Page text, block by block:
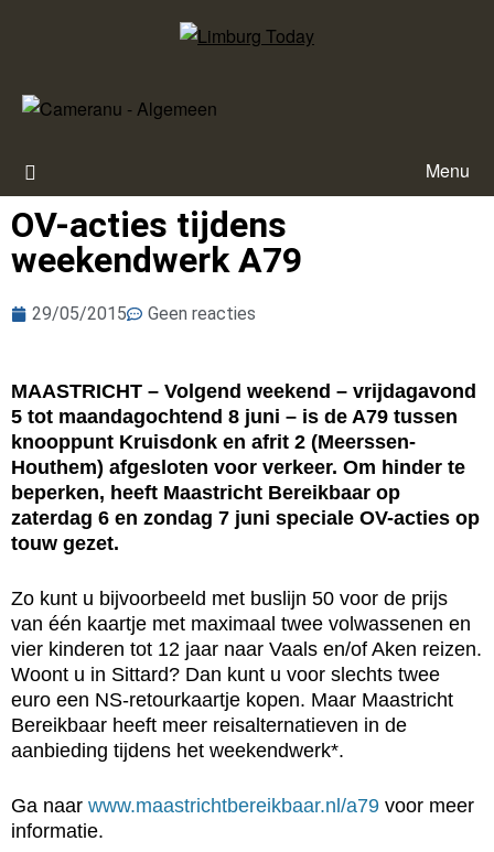
Menu
OV-acties tijdens
weekendwerk A79
29/05/2015 Geen reacties
MAASTRICHT – Volgend weekend – vrijdagavond
5 tot maandagochtend 8 juni – is de A79 tussen
knooppunt Kruisdonk en afrit 2 (Meerssen-
Houthem) afgesloten voor verkeer. Om hinder te
beperken, heeft Maastricht Bereikbaar op
zaterdag 6 en zondag 7 juni speciale OV-acties op
touw gezet.
Zo kunt u bijvoorbeeld met buslijn 50 voor de prijs
van één kaartje met maximaal twee volwassenen en
vier kinderen tot 12 jaar naar Vaals en/of Aken reizen.
Woont u in Sittard? Dan kunt u voor slechts twee
euro een NS-retourkaartje kopen. Maar Maastricht
Bereikbaar heeft meer reisalternatieven in de
aanbieding tijdens het weekendwerk*.
Ga naar www.maastrichtbereikbaar.nl/a79 voor meer
informatie.